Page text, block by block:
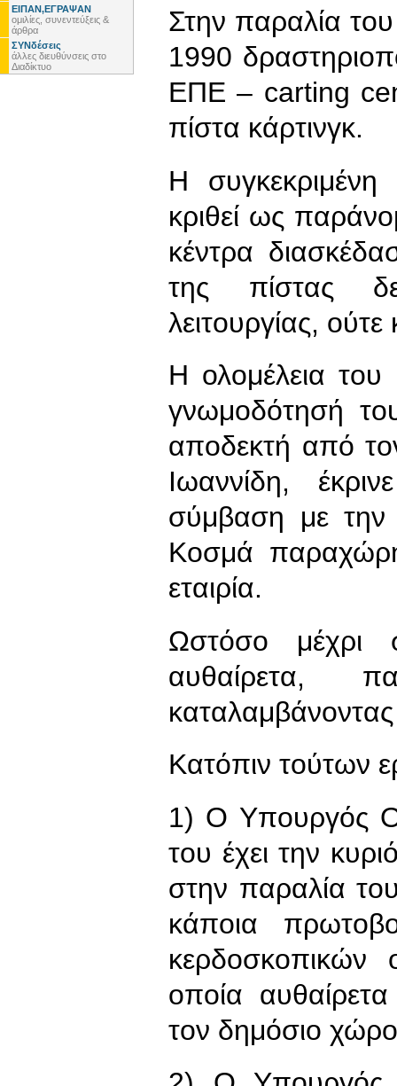
ΕΙΠΑΝ,ΕΓΡΑΨΑΝ
ομιλίες, συνεντεύξεις &
άρθρα
ΣΥΝδέσεις
άλλες διευθύνσεις στο
Διαδίκτυο
Στην παραλία
1990
ΕΠΕ – carting
πίστα κάρτινγκ.
Η συγκεκριμένη
κριθεί ως
κέντρα
της πίστας
λειτουργίας,
Η ολομέλεια
γνωμοδότησή
αποδεκτή από
Ιωαννίδη,
σύμβαση με την
Κοσμά
εταιρία.
Ωστόσο μέχρι
αυθαίρετα,
Κατόπιν τούτων
1) Ο Υπουργός
του έχει την
στην παραλία
κάποια
κερδοσκοπικών
οποία
τον δημόσιο